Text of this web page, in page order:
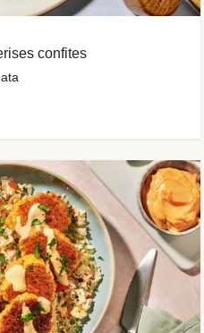
confites